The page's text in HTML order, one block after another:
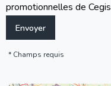
Champs requis
promotionnelles de Cegis